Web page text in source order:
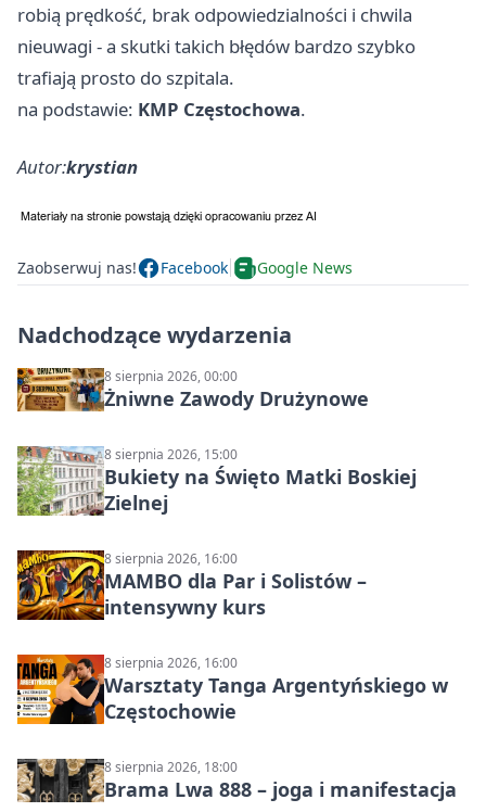
robią prędkość, brak odpowiedzialności i chwila
nieuwagi - a skutki takich błędów bardzo szybko
trafiają prosto do szpitala.
na podstawie: KMP Częstochowa.
Autor:krystian
Zaobserwuj nas! Facebook Google News
Nadchodzące wydarzenia
8 sierpnia 2026, 00:00
Żniwne Zawody Drużynowe
8 sierpnia 2026, 15:00
Bukiety na Święto Matki Boskiej
Zielnej
8 sierpnia 2026, 16:00
MAMBO dla Par i Solistów –
intensywny kurs
8 sierpnia 2026, 16:00
Warsztaty Tanga Argentyńskiego w
Częstochowie
8 sierpnia 2026, 18:00
Brama Lwa 888 – joga i manifestacja